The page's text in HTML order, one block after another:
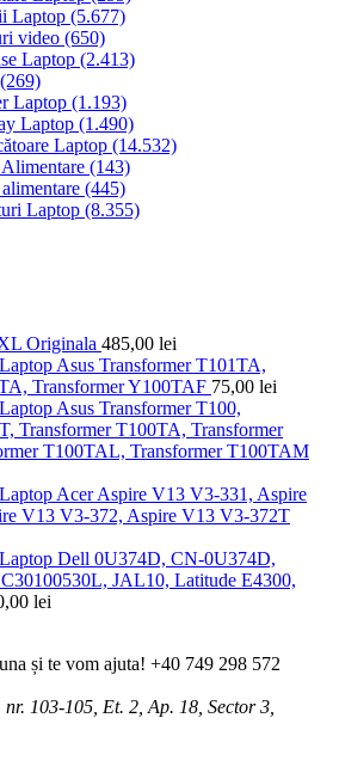
Laptop (5.677)
video (650)
Laptop (2.413)
(269)
Laptop (1.193)
Laptop (1.490)
Laptop (14.532)
(143)
(445)
Laptop (8.355)
Originala 485,00 lei
Asus Transformer T101TA,
Transformer Y100TAF 75,00 lei
Asus Transformer T100,
Transformer T100TA, Transformer
T100TAL, Transformer T100TAM
Acer Aspire V13 V3-331, Aspire
V13 V3-372, Aspire V13 V3-372T
Dell 0U374D, CN-0U374D,
JAL10, Latitude E4300,
lei
și te vom ajuta! +40 749 298 572
103-105, Et. 2, Ap. 18, Sector 3,